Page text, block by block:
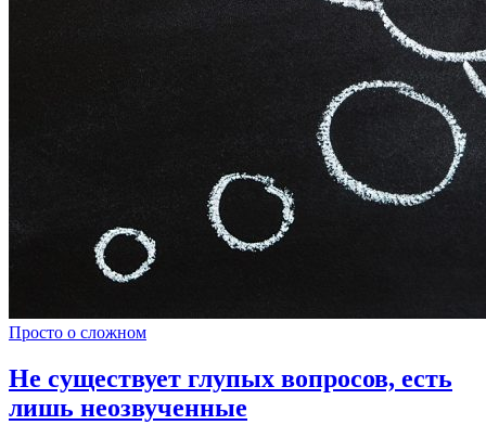
Просто о сложном
Не существует глупых вопросов, есть
лишь неозвученные